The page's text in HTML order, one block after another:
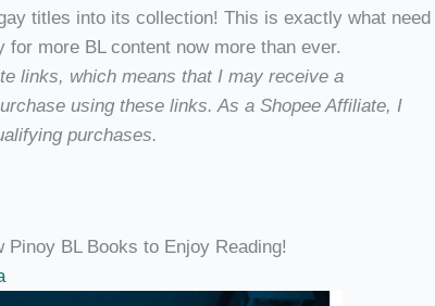
titles into its collection! This is exactly what need
for more BL content now more than ever.
links, which means that I may receive a
using these links. As a Shopee Affiliate, I
purchases.
BL Books to Enjoy Reading!